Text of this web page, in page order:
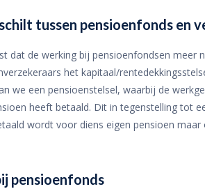
tussen pensioenfonds en
dat de werking bij pensioenfondsen meer
het kapitaal/
we een pensioenstelsel, waarbij de
heeft betaald. Dit in tegenstelling tot
wordt voor diens eigen pensioen
pensioenfonds